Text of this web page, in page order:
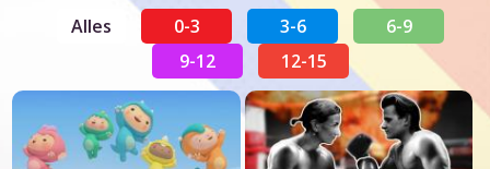
Alles 0-3 3-6
6-9
9-12
12-15